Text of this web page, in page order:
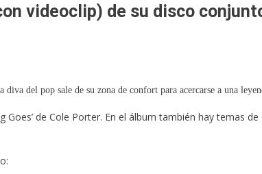
videoclip) de su disco
del pop sale de su zona de confort para acercarse a una
de Cole Porter. En el álbum también hay temas